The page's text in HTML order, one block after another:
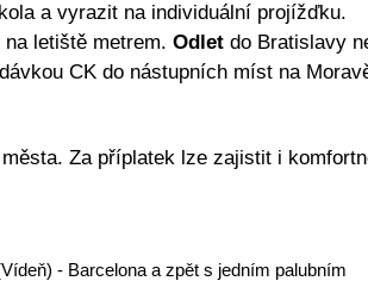
a vyrazit na individuální projížďku.
letiště metrem. Odlet do Bratislavy
CK do nástupních míst na
Za příplatek lze zajistit i
- Barcelona a zpět s jedním palubním